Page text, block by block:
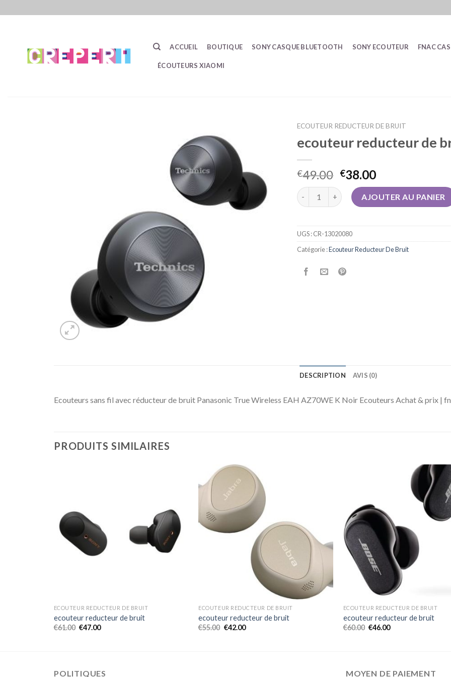
ACCUEIL BOUTIQUE SONY CASQUE BLUETOOTH SONY ECOUTEUR FNAC
ÉCOUTEURS XIAOMI
ECOUTEUR REDUCTEUR DE BRUIT
ecouteur reducteur de
€49.00 €38.00
quantité de ecouteur reducteur de bruit
AJOUTER AU PANIER
UGS :CR-13020080
Catégorie :Ecouteur Reducteur De Bruit
DESCRIPTION AVIS (0)
Ecouteurs sans fil avec réducteur de bruit Panasonic True Wireless EAH AZ70WE K Noir Ecouteurs Achat & prix |
PRODUITS SIMILAIRES
ECOUTEUR REDUCTEUR DE BRUIT
ecouteur reducteur de bruit
€61.00 €47.00
ECOUTEUR REDUCTEUR DE BRUIT
ecouteur reducteur de bruit
€55.00 €42.00
ECOUTEUR REDUCTEUR DE BRUIT
ecouteur reducteur de bruit
€60.00 €46.00
POLITIQUES MOYEN DE PAIEMENT